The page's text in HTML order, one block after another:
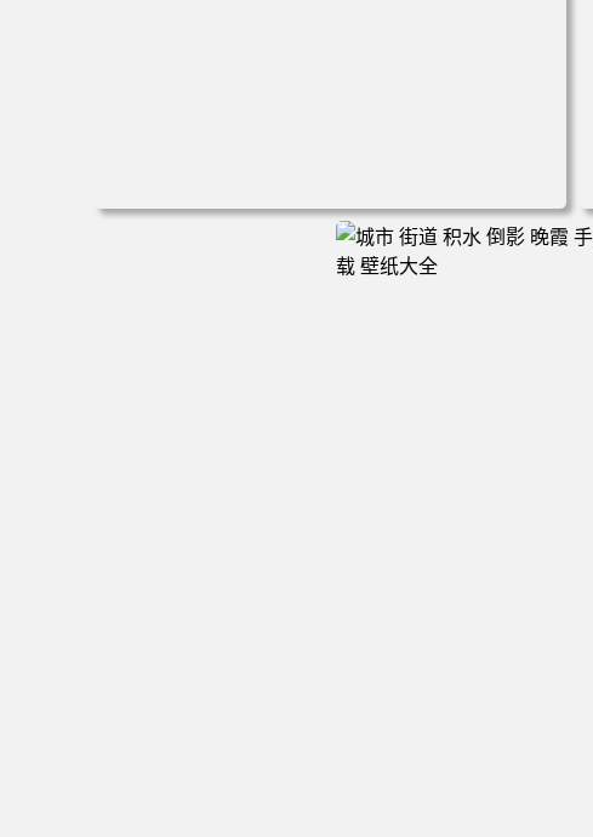
电脑壁纸 新娘 结婚 美女 大白腿 红色礼服 旗袍 手机壁纸 高